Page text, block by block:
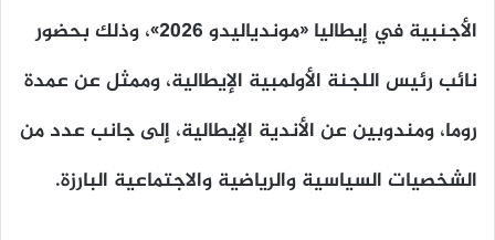
الأجنبية في إيطاليا «موندياليدو 2026»، وذلك بحضور
نائب رئيس اللجنة الأولمبية الإيطالية، وممثل عن عمدة
روما، ومندوبين عن الأندية الإيطالية، إلى جانب عدد من
الشخصيات السياسية والرياضية والاجتماعية البارزة.